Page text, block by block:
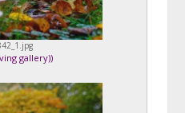
gallery))